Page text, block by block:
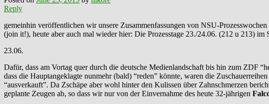
Reply
gemeinhin veröffentlichen wir unsere Zusammenfassungen von NSU-
(join it!), heute aber auch mal wieder hier: Die Prozesstage 23./24.06. (212 u 213) im
23.06.
Dafür, dass am Vortag quer durch die deutsche Medienlandschaft bis hin zum ZDF
dass die Hauptangeklagte nunmehr (bald) “reden” könnte, waren die
“ausverkauft”. Da Zschäpe aber wohl hinter den Kulissen über Zahnschmerzen
geplante Zeugen ab, so dass wir nur von der Einvernahme des heute 32-jährigen